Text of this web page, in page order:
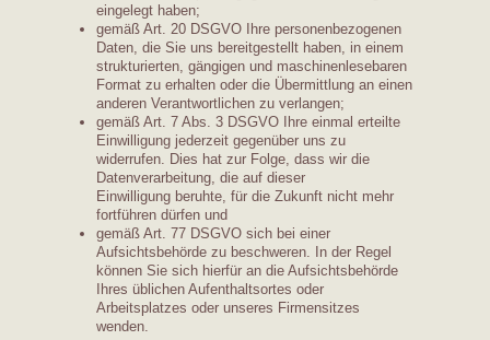
eingelegt haben;
gemäß Art. 20 DSGVO Ihre personenbezogenen
Daten, die Sie uns bereitgestellt haben, in einem
strukturierten, gängigen und maschinenlesebaren
Format zu erhalten oder die Übermittlung an einen
anderen Verantwortlichen zu verlangen;
gemäß Art. 7 Abs. 3 DSGVO Ihre einmal erteilte
Einwilligung jederzeit gegenüber uns zu
widerrufen. Dies hat zur Folge, dass wir die
Datenverarbeitung, die auf dieser
Einwilligung beruhte, für die Zukunft nicht mehr
fortführen dürfen und
gemäß Art. 77 DSGVO sich bei einer
Aufsichtsbehörde zu beschweren. In der Regel
können Sie sich hierfür an die Aufsichtsbehörde
Ihres üblichen Aufenthaltsortes oder
Arbeitsplatzes oder unseres Firmensitzes
wenden.